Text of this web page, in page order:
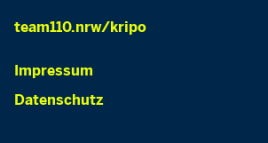
team110.nrw/kripo
Impressum
Datenschutz